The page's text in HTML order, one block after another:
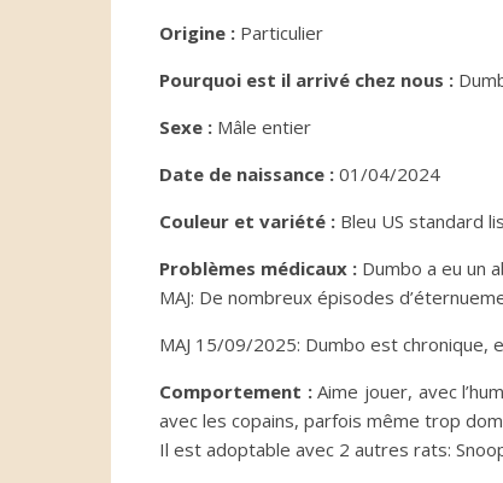
Origine : Particulier
Pourquoi est il arrivé chez nous :
Sexe : Mâle entier
Date de naissance : 01/04/2024
Couleur et variété : Bleu US standard
Problèmes médicaux : Dumbo a eu un
MAJ: De nombreux épisodes
MAJ 15/09/2025: Dumbo est chronique,
Comportement :Aime jouer, avec
avec les copains, parfois même trop
Il est adoptable avec 2 autres rats: